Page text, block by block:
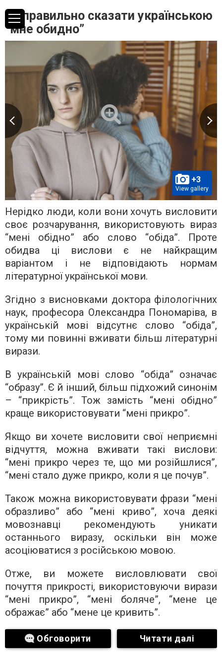
Як правильно сказати українською
“мне обидно”
+3
View gallery
Нерідко люди, коли вони хочуть висловити
своє розчарування, використовують вираз
“мені обідно” або слово “обіда”. Проте
обидва ці вислови є не найкращим
варіантом і не відповідають нормам
літературної української мови.
Згідно з висновками доктора філологічних
наук, професора Олександра Пономаріва, в
українській мові відсутнє слово “обіда”,
тому ми повинні вживати більш літературні
вирази.
В українській мові слово “обіда” означає
“образу”. Є й інший, більш підхожий синонім
– “прикрість”. Тож замість “мені обідно”
краще використовувати “мені прикро”.
Якщо ви хочете висловити свої неприємні
відчуття, можна вживати такі вислови:
“мені прикро через те, що ми розійшлися”,
“мені стало дуже прикро, коли я це почув”.
Також можна використовувати фрази “мені
образливо” або “мені криво”, хоча деякі
мовознавці рекомендують уникати
останнього виразу, оскільки він може
асоціюватися з російською мовою.
Отже, ви можете висловлювати свої
почуття прикрості, використовуючи вирази
“мені прикро”, “мені боляче”, “мене це
ображає” або “мене це кривить”.
Обговорити Читати далі